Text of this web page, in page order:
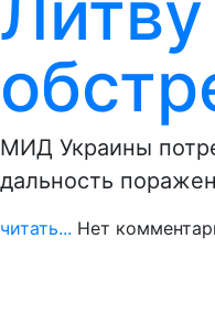
МИД Украины
дальность
читать... Нет